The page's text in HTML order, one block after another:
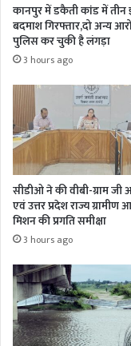
कानपुर में डकैती कांड में तीन
बदमाश गिरफ्तार,दो अन्य
पुलिस कर चुकी है लंगड़ा
3 hours ago
सीडीओ ने की वीबी-ग्राम जी
एवं उत्तर प्रदेश राज्य ग्रामीण
मिशन की प्रगति समीक्षा
3 hours ago